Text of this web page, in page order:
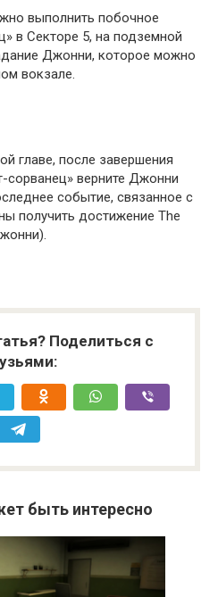
выполнить побочное
в Секторе 5, на подземной
Джонни, которое можно
вокзале.
главе, после завершения
сорванец» верните Джонни
событие, связанное с
получить достижение The
Поделиться с
быть интересно